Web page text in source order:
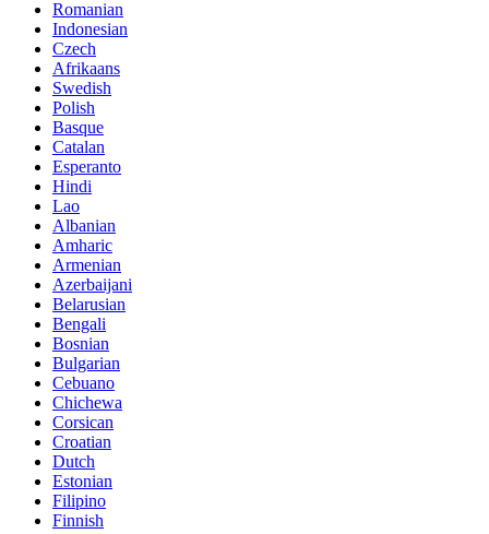
Romanian
Indonesian
Czech
Afrikaans
Swedish
Polish
Basque
Catalan
Esperanto
Hindi
Lao
Albanian
Amharic
Armenian
Azerbaijani
Belarusian
Bengali
Bosnian
Bulgarian
Cebuano
Chichewa
Corsican
Croatian
Dutch
Estonian
Filipino
Finnish